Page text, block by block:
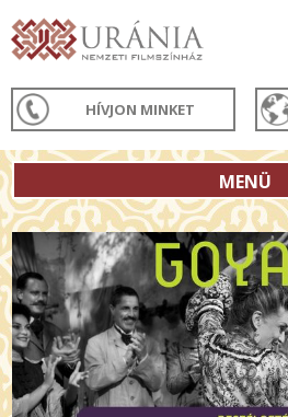
HÍVJON MINKET
MENÜ